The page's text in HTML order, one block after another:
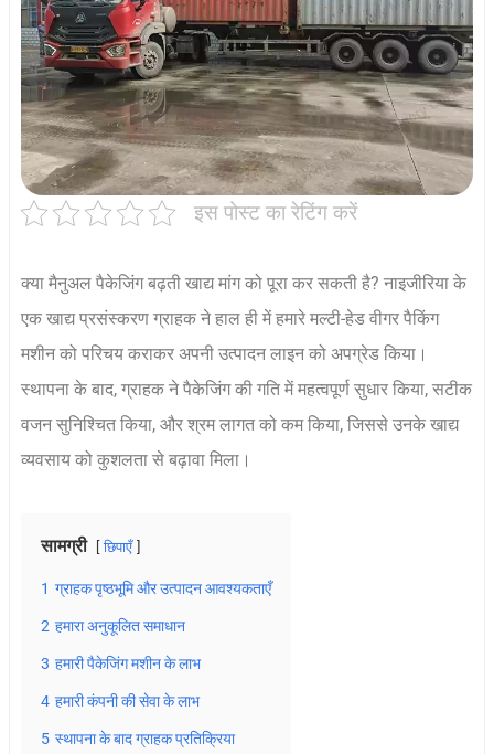
इस पोस्ट का रेटिंग करें
क्या मैनुअल पैकेजिंग बढ़ती खाद्य मांग को पूरा कर सकती है? नाइजीरिया के
एक खाद्य प्रसंस्करण ग्राहक ने हाल ही में हमारे मल्टी-हेड वीगर पैकिंग
मशीन को परिचय कराकर अपनी उत्पादन लाइन को अपग्रेड किया।
स्थापना के बाद, ग्राहक ने पैकेजिंग की गति में महत्वपूर्ण सुधार किया, सटीक
वजन सुनिश्चित किया, और श्रम लागत को कम किया, जिससे उनके खाद्य
व्यवसाय को कुशलता से बढ़ावा मिला।
सामग्री छिपाएँ
1 ग्राहक पृष्ठभूमि और उत्पादन आवश्यकताएँ
2 हमारा अनुकूलित समाधान
3 हमारी पैकेजिंग मशीन के लाभ
4 हमारी कंपनी की सेवा के लाभ
5 स्थापना के बाद ग्राहक प्रतिक्रिया